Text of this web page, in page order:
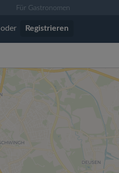
Für Gastronomen
oder Registrieren